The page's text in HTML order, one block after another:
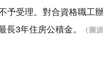
予受理。對合資格職工
長3年住房公積金。
（圖